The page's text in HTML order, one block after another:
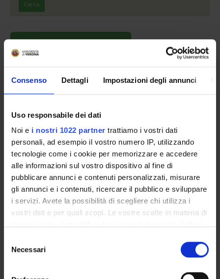
Consenso Dettagli Impostazioni degli annunci
Uso responsabile dei dati
Noi e i nostri 1022 partner trattiamo i vostri dati
personali, ad esempio il vostro numero IP, utilizzando
tecnologie come i cookie per memorizzare e accedere
alle informazioni sul vostro dispositivo al fine di
pubblicare annunci e contenuti personalizzati, misurare
gli annunci e i contenuti, ricercare il pubblico e sviluppare
i servizi. Avete la possibilità di scegliere chi utilizza i
vostri dati e per quali scopi. Le vostre scelte in materia di
modificare o revocare il proprio consenso in qualsiasi
momento dalla Dichiarazione sui cookie o facendo clic
delNecessari
Cerca
Vai all'orario delle lezioni
Insegnamenti
Calendario didattico
Orario lezioni
Piani didattici
Calendario esami
Bacheca avvisi
Proposte tesi e stage
Organi collegiali e di governo
Docenti
OFFERTA FORMATIVA